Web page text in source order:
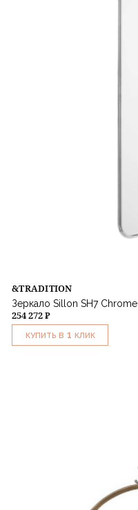
&TRADITION
Зеркало Sillon SH7 Chrome
254 272 ₽
КУПИТЬ В 1 КЛИК